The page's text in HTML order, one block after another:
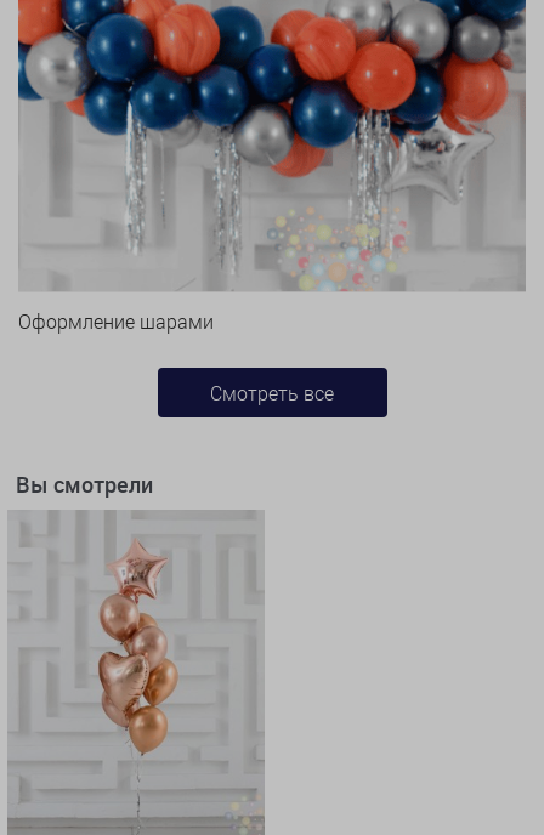
Оформление шарами
Смотреть все
Вы смотрели